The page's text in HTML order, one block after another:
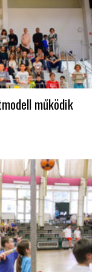
működik